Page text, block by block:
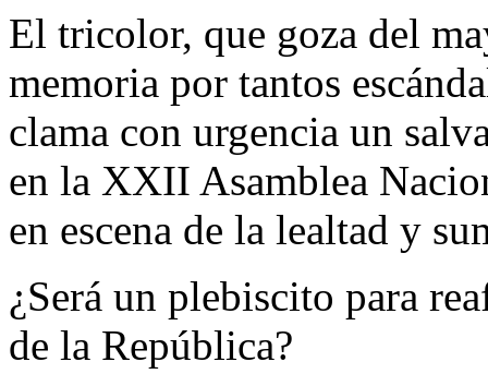
El tricolor, que goza del
memoria por tantos
clama con urgencia un
en la XXII Asamblea
en escena de la lealtad y
¿Será un plebiscito para
de la República?